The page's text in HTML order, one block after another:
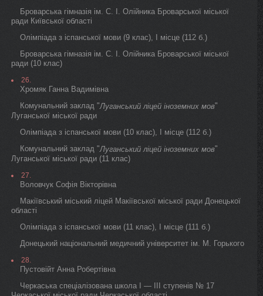
Броварська гімназія ім. С. І. Олійника Броварської міської
ради Київської області
Олімпіада з іспанської мови (9 клас), I місце (112 б.)
Броварська гімназія ім. С. І. Олійника Броварської міської
ради (10 клас)
26.
Хромяк Ганна Вадимівна
Комунальний заклад "Луганський ліцей іноземних мов"
Луганської міської ради
Олімпіада з іспанської мови (10 клас), I місце (112 б.)
Комунальний заклад "Луганський ліцей іноземних мов"
Луганської міської ради (11 клас)
27.
Воловчук Софія Вікторівна
Макіївський міський ліцей Макіївської міської ради Донецької
області
Олімпіада з іспанської мови (11 клас), I місце (111 б.)
Донецький національний медичний університет ім. М. Горького
28.
Пустовійт Анна Робертівна
Черкаська спеціалізована школа I — III ступенів № 17